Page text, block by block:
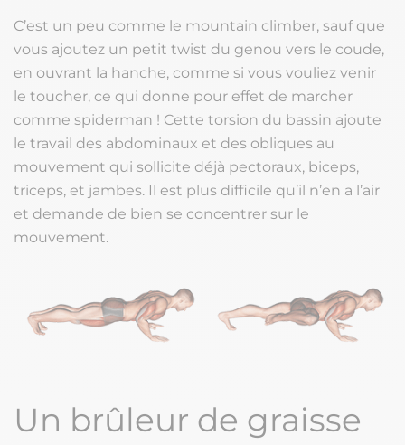
C’est un peu comme le mountain climber, sauf que
vous ajoutez un petit twist du genou vers le coude,
en ouvrant la hanche, comme si vous vouliez venir
le toucher, ce qui donne pour effet de marcher
comme spiderman ! Cette torsion du bassin ajoute
le travail des abdominaux et des obliques au
mouvement qui sollicite déjà pectoraux, biceps,
triceps, et jambes. Il est plus difficile qu’il n’en a l’air
et demande de bien se concentrer sur le
mouvement.
Un brûleur de graisse